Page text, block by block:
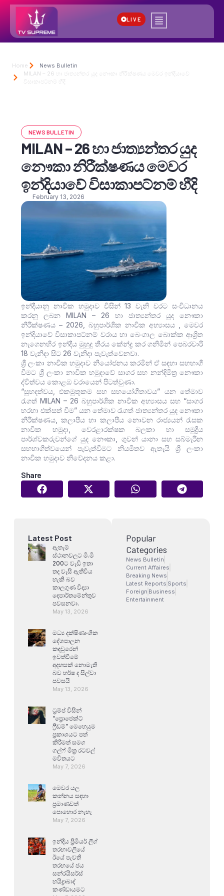
LIVE
Home
News Bulletin
MILAN – 26 හා ජාත්‍යන්තර යුද නෞකා නිරීක්ෂණය මෙවර ඉන්දියාවේ
විසාකාපට්නම් හීදි
NEWS BULLETIN
MILAN – 26 හා ජාත්‍යන්තර යුද
නෞකා නිරීක්ෂණය මෙවර
ඉන්දියාවේ විසාකාපට්නම් හීදි
February 13, 2026
ඉන්දීයානු නාවික හමුදාව විසින් 13 වැනි වරට සංවිධානය
කරනු ලබන MILAN – 26 හා ජාත්‍යන්තර යුද නෞකා
නිරීක්ෂණය – 2026, බහුපාර්ශික නාවික අභ්‍යාසය , මෙවර
ඉන්දියාවේ විසාකාපට්නම් වරාය හා බෙංගාල බොක්ක ආශ්‍රිත
නැගෙනහිර ඉන්දීය මුහුදු තීරය කේන්ද්‍ර කර ගනිමින් පෙබරවාරි
18 වැනිදා සිට 26 වැනිදා පැවැත්වෙනවා.
ශ්‍රී ලංකා නාවික හමුදාව නියෝජනය කරමින් ඒ සඳහා සහභාගී
වීමට ශ්‍රී ලංකා නාවික හමුදාවේ සාගර සහ නන්දිමිත්‍ර නෞකා
ද්විත්වය කොළඹ වරායෙන් පිටත්වුණා.
“සුහදත්වය, එකමුතුකම සහ සහයෝගීතාවය” යන තේමාව
රැගත් MILAN – 26 බහුපාර්ශික නාවික අභ්‍යාසය සහ “සාගර
හරහා එක්සත් වීම” යන තේමාව රැගත් ජාත්‍යන්තර යුද නෞකා
නිරීක්ෂණය, කලාපීය හා කලාපීය නොවන රාජ්‍යයන් රැසක
නාවික හමුදා, වෙරළාරක්ෂක බලකා හා සමුද්‍රීය
පාර්ශ්වකරුවන්ගේ යුද නෞකා, ගුවන් යානා සහ සබ්මැරීන
සහභාගීත්වයෙන් පැවැත්වීමට නියමිතව ඇතැයි ශ්‍රී ලංකා
නාවික හමුදාව නිවේදනය කළා.
Share
Latest Post
ඇතැම්
ස්ථානවලට මි.මි
200ට වැඩි ඉතා
තද වැසි ඇතිවිය
හැකි බව
කාලගුණ විද්‍යා
දෙපාර්තමේන්තුව
පවසනවා.
May 13, 2026
මධ්‍ය දක්ෂිණාංශික
දේශපාලන
කඳවුරෙන්
ඉවත්වීමේ
අදහසක් නොමැති
බව හර්ෂ ද සිල්වා
පවසයි
May 13, 2026
ට්‍රම්ප් විසින්
“ප්‍රොජෙක්ට්
ෆ්‍රීඩම්” මෙහෙයුම
ප්‍රකාශයට පත්
කිරීමත් සමග
ගල්ෆ් මිත්‍ර රටවල්
මවිතයට
May 7, 2026
මෙවර යල
කන්නය සඳහා
ප්‍රමාණවත්
පොහොර නැහැ
May 7, 2026
ඉන්දීය ප්‍රිමියර් ලීග්
තරඟාවලියේ
ඊයේ පැවති
තරඟයේ ජය
සන්රයිසර්ස්
හයිද්‍රාබාද්
කණ්ඩායමට
Popular
Categories
News Bulletin
Current Affaires
Breaking News
Latest Reports Sports
Foreign Business
Entertainment